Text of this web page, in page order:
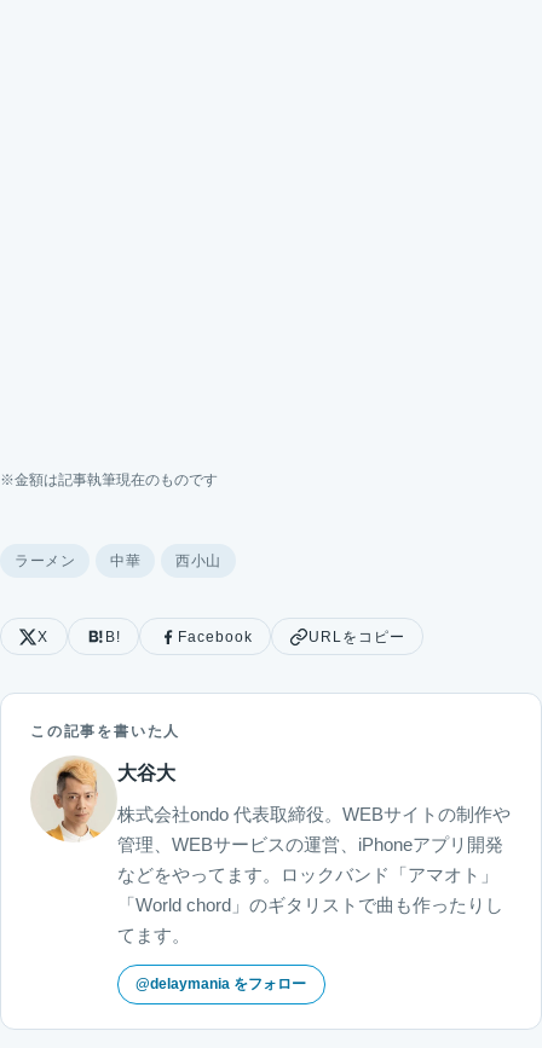
※金額は記事執筆現在のものです
ラーメン 中華 西小山
X B! Facebook URLをコピー
この記事を書いた人
大谷大
株式会社ondo 代表取締役。WEBサイトの制作や
管理、WEBサービスの運営、iPhoneアプリ開発
などをやってます。ロックバンド「アマオト」
「World chord」のギタリストで曲も作ったりし
てます。
@delaymania をフォロー